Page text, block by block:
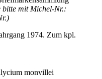
bitte mit Michel-Nr.:
1974. Zum kpl.
monvillei